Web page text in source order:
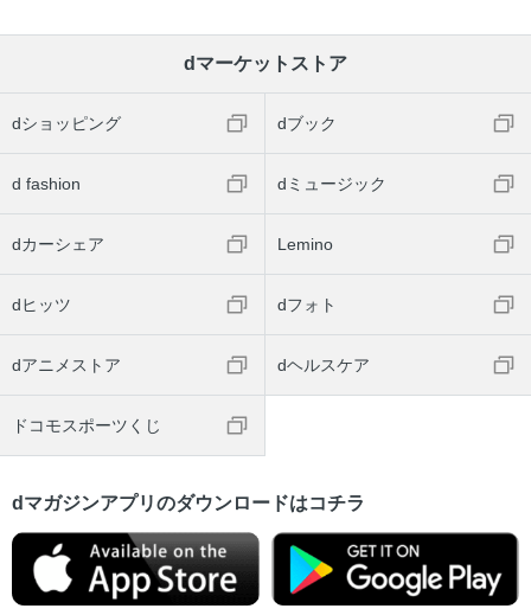
dマーケットストア
dショッピング dブック
d fashion dミュージック
dカーシェア Lemino
dヒッツ dフォト
dアニメストア dヘルスケア
ドコモスポーツくじ
dマガジンアプリのダウンロードはコチラ